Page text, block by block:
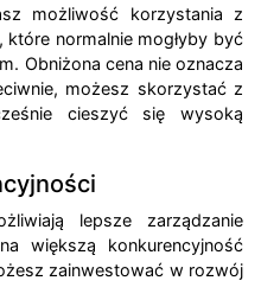
możliwość korzystania z
które normalnie mogłyby być
Obniżona cena nie oznacza
możesz skorzystać z
cieszyć się wysoką
lepsze zarządzanie
większą konkurencyjność
zainwestować w rozwój